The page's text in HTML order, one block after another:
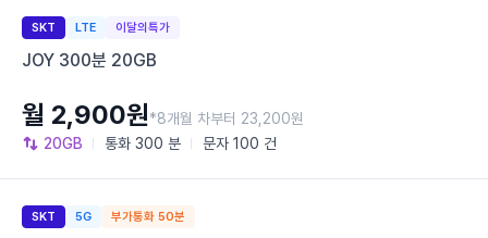
SKT LTE 이달의특가
JOY 300분 20GB
20GB 통화 300 분 문자 100 건
월 2,900원*8개월 차부터 23,200원
SKT 5G 부가통화 50분